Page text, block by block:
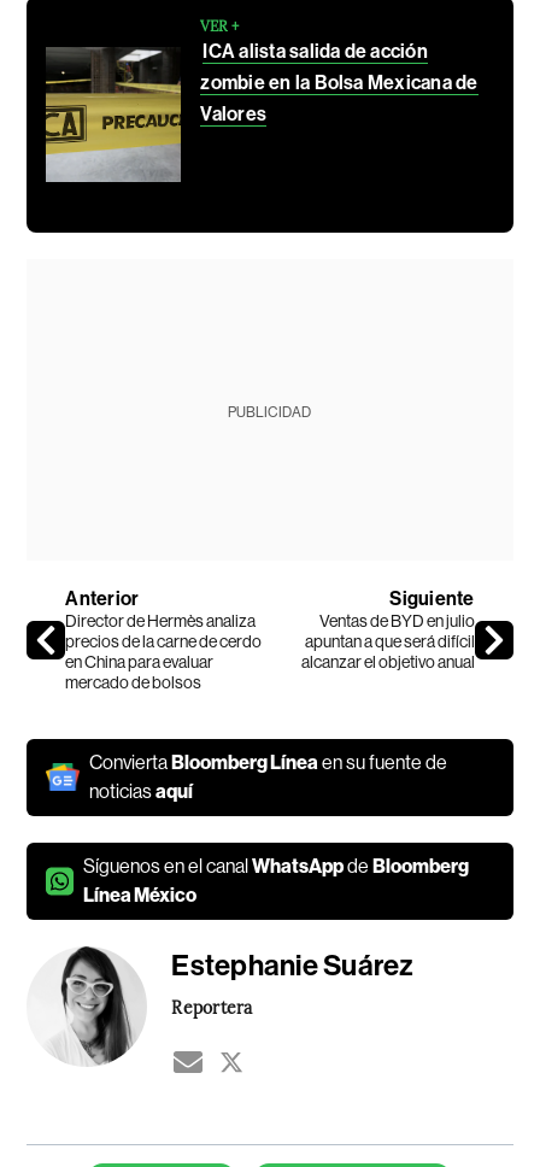
VER +
ICA alista salida de acción
zombie en la Bolsa Mexicana de
Valores
PUBLICIDAD
Anterior
Director de Hermès analiza
precios de la carne de cerdo
en China para evaluar
mercado de bolsos
Siguiente
Ventas de BYD en julio
apuntan a que será difícil
alcanzar el objetivo anual
ConviertaBloomberg Línea en su fuente de
noticiasaquí
Síguenos en el canalWhatsAppdeBloomberg
Línea México
Estephanie Suárez
Reportera